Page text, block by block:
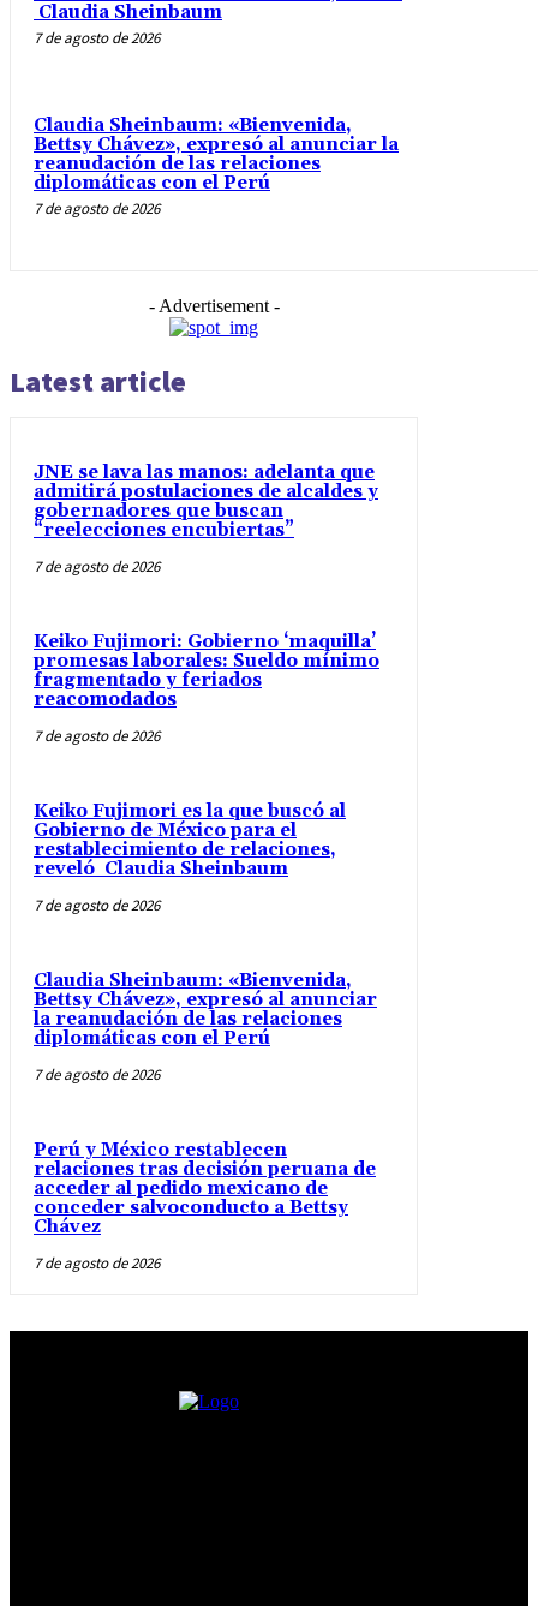
Claudia Sheinbaum
7 de agosto de 2026
Claudia Sheinbaum: «Bienvenida,
Bettsy Chávez», expresó al anunciar la
reanudación de las relaciones
diplomáticas con el Perú
7 de agosto de 2026
- Advertisement -
Latest article
JNE se lava las manos: adelanta que
admitirá postulaciones de alcaldes y
gobernadores que buscan
“reelecciones encubiertas”
7 de agosto de 2026
Keiko Fujimori: Gobierno ‘maquilla’
promesas laborales: Sueldo mínimo
fragmentado y feriados
reacomodados
7 de agosto de 2026
Keiko Fujimori es la que buscó al
Gobierno de México para el
restablecimiento de relaciones,
reveló Claudia Sheinbaum
7 de agosto de 2026
Claudia Sheinbaum: «Bienvenida,
Bettsy Chávez», expresó al anunciar
la reanudación de las relaciones
diplomáticas con el Perú
7 de agosto de 2026
Perú y México restablecen
relaciones tras decisión peruana de
acceder al pedido mexicano de
conceder salvoconducto a Bettsy
Chávez
7 de agosto de 2026